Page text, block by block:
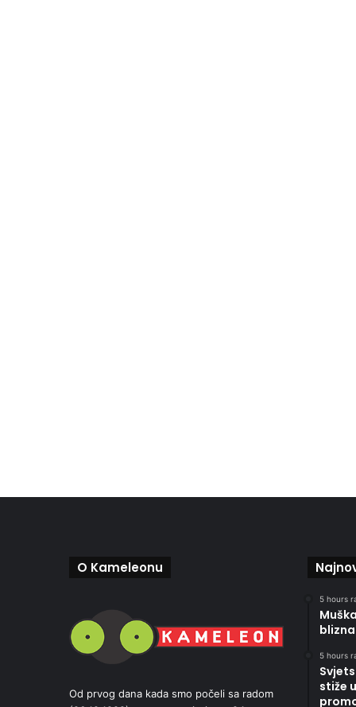
O Kameleonu
Od prvog dana kada smo počeli sa radom
5 hours
5 hours
stiže